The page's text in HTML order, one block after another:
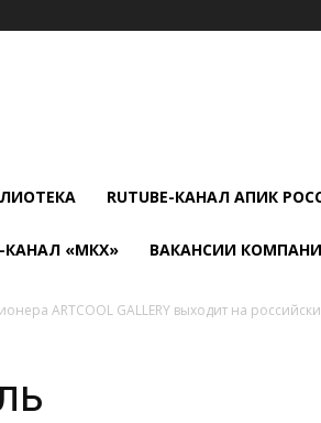
RUTUBE-КАНАЛ АПИК
КАНАЛ «МКХ» ВАКАНСИИ
ARTCOOL GALLERY выходит на